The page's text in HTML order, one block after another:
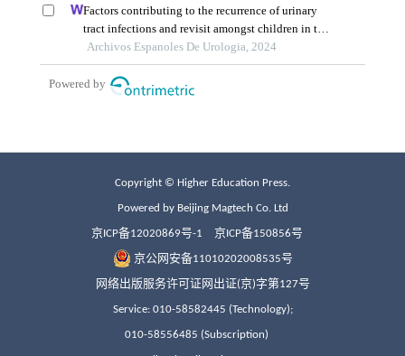
Copyright © Higher Education Press.
Powered by Beijing Magtech Co. Ltd
京ICP备12020869号-1 京ICP备150856号
京公网安备11010202008535号
网络出版服务许可证网出证(京)字第127号
Service: 010-58582445 (Technology);
010-58556485 (Subscription)